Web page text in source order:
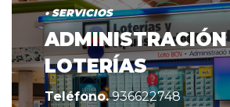
• SERVICIOS
ADMINISTRACIÓN
LOTERÍAS
Teléfono.936622748